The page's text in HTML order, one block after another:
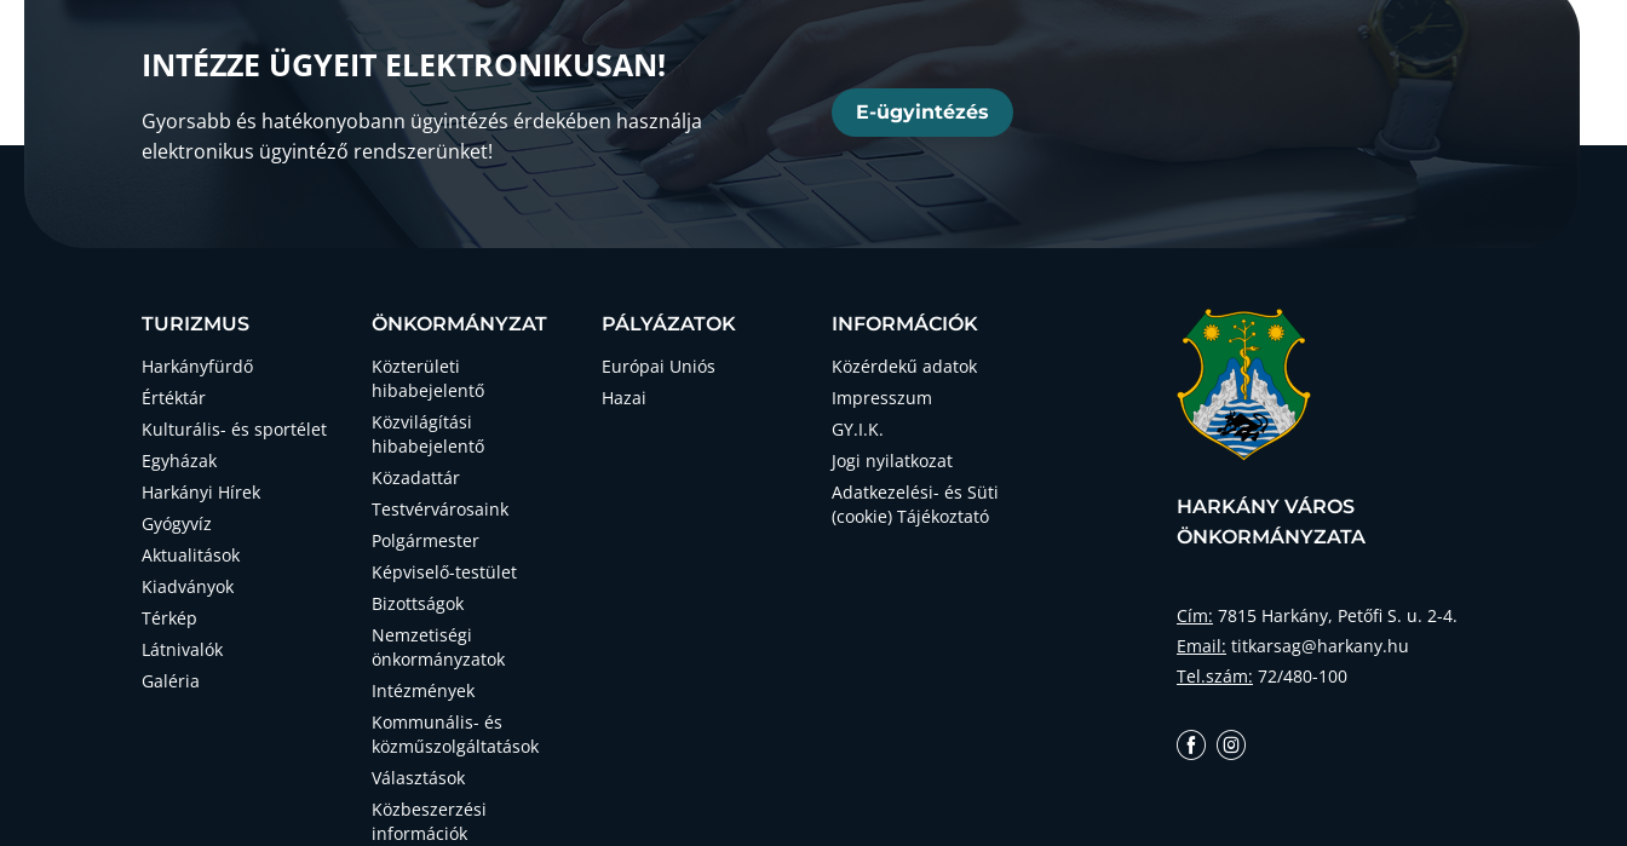
INTÉZZE ÜGYEIT ELEKTRONIKUSAN!
Gyorsabb és hatékonyobann ügyintézés érdekében használja
elektronikus ügyintéző rendszerünket!
E-ügyintézés
TURIZMUS
Harkányfürdő
Értéktár
Kulturális- és sportélet
Egyházak
Harkányi Hírek
Gyógyvíz
Aktualitások
Kiadványok
Térkép
Látnivalók
Galéria
ÖNKORMÁNYZAT
Közterületi
hibabejelentő
Közvilágítási
hibabejelentő
Közadattár
Testvérvárosaink
Polgármester
Képviselő-testület
Bizottságok
Nemzetiségi
önkormányzatok
Intézmények
Kommunális- és
közműszolgáltatások
Választások
Közbeszerzési
információk
PÁLYÁZATOK
Európai Uniós
Hazai
INFORMÁCIÓK
Közérdekű adatok
Impresszum
GY.I.K.
Jogi nyilatkozat
Adatkezelési- és Süti
(cookie) Tájékoztató
HARKÁNY VÁROS
ÖNKORMÁNYZATA
Cím: 7815 Harkány, Petőfi S. u. 2-4.
Email: titkarsag@harkany.hu
Tel.szám: 72/480-100